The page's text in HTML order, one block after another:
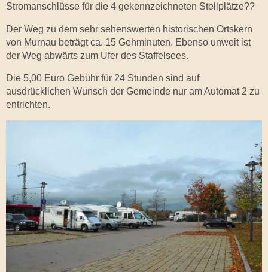
Stromanschlüsse für die 4 gekennzeichneten Stellplätze??
Der Weg zu dem sehr sehenswerten historischen Ortskern
von Murnau beträgt ca. 15 Gehminuten. Ebenso unweit ist
der Weg abwärts zum Ufer des Staffelsees.
Die 5,00 Euro Gebühr für 24 Stunden sind auf
ausdrücklichen Wunsch der Gemeinde nur am Automat 2 zu
entrichten.